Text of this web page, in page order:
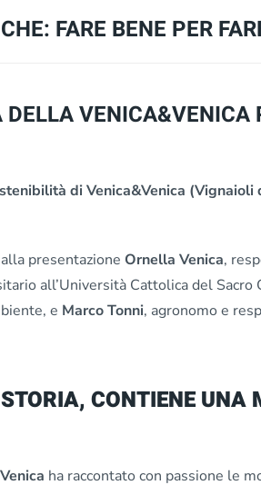
2019
FARE BENE PER
VENICA&VENICA
di Venica&Venica (Vignaioli
alla presentazione Ornella Venica,
all’Università Cattolica del Sacro
e Marco Tonni, agronomo e
CONTIENE UNA
ha raccontato con passione le